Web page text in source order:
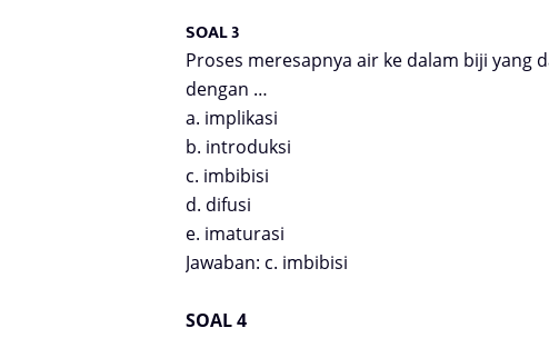
SOAL 3
Proses meresapnya air ke dalam biji yang
dengan …
a. implikasi
b. introduksi
c. imbibisi
d. difusi
e. imaturasi
Jawaban: c. imbibisi
SOAL 4